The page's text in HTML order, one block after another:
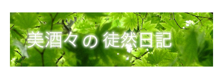
ン
テ
ン
ツ